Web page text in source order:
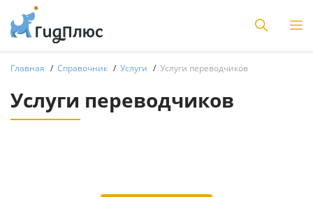
Главная Справочник Услуги Услуги переводчиков
Услуги переводчиков